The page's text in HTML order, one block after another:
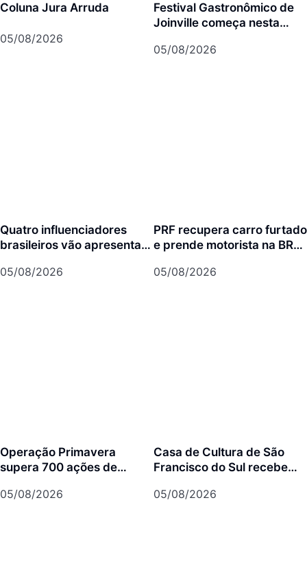
Coluna Jura Arruda
05/08/2026
Festival Gastronômico de
Joinville começa nesta
exclusivos em 17
05/08/2026
Quatro influenciadores
brasileiros vão apresentar
milhões de seguidores
05/08/2026
PRF recupera carro furtado
e prende motorista na BR-
05/08/2026
Operação Primavera
supera 700 ações de
Francisco do Sul
05/08/2026
Casa de Cultura de São
Francisco do Sul recebe
projeto Os Bachianos
05/08/2026